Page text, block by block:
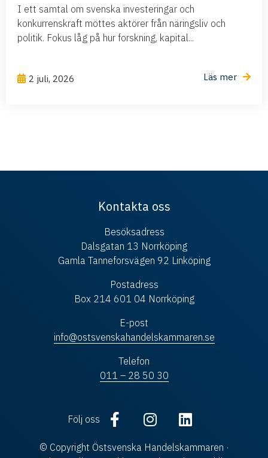
I ett samtal om svenska investeringar och
konkurrenskraft möttes aktörer från näringsliv och
politik. Fokus låg på hur forskning, kapital...
2 juli, 2026 Läs mer
Kontakta oss
Besöksadress
Dalsgatan 13 Norrköping
Gamla Tanneforsvägen 92 Linköping
Postadress
Box 214 601 04 Norrköping
E-post
info@ostsvenskahandelskammaren.se
Telefon
011 – 28 50 30
Följ oss
© Copyright Östsvenska Handelskammaren ·